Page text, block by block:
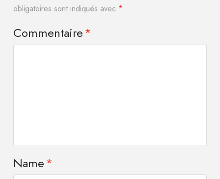
obligatoires sont indiqués avec *
Commentaire*
Name*